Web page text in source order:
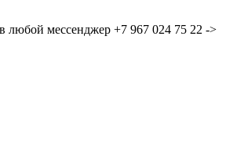
мессенджер +7 967 024 75 22 ->